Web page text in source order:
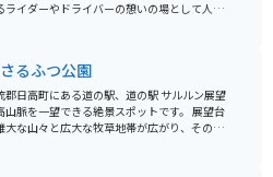
ライダーやドライバーの憩いの場として人気
売す
産コーナーも充実しており、ここでしか買え
なども販売しています。 バイクで訪れる
車場も広々としているので安心です。周辺に
北端の地の碑や宗谷丘陵など、観光スポット
いるので、ぜひ立ち寄ってみてください。
るふつ公園
郡日高町にある道の駅、道の駅 サルルン展望
脈を一望できる絶景スポットです。 展望台
大な山々と広大な牧草地帯が広がり、その壮
人々を圧倒します。 道の駅には、地元